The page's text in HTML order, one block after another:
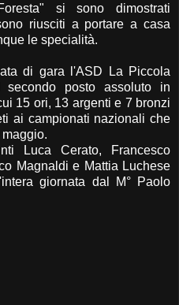
si sono dimostrati
riusciti a portare a casa
le specialità.
di gara l'ASD La Piccola
posto assoluto in
15 ori, 13 argenti e 7 bronzi
ai campionati nazionali che
Luca Cerato, Francesco
Magnaldi e Mattia Luchese
giornata dal M° Paolo